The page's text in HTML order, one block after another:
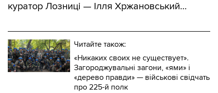
куратор Лозниці — Ілля Хржановський…
Читайте також:
«Никаких своих не существует».
Загороджувальні загони, «ями» і
«дерево правди» — військові свідчать
про 225-й полк